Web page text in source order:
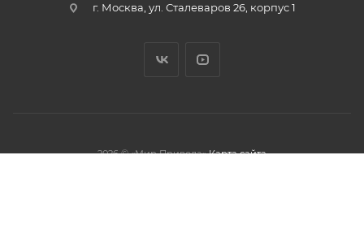
г. Москва, ул. Сталеваров 26, корпус 1
2026 © «Мир Привода» Карта сайта